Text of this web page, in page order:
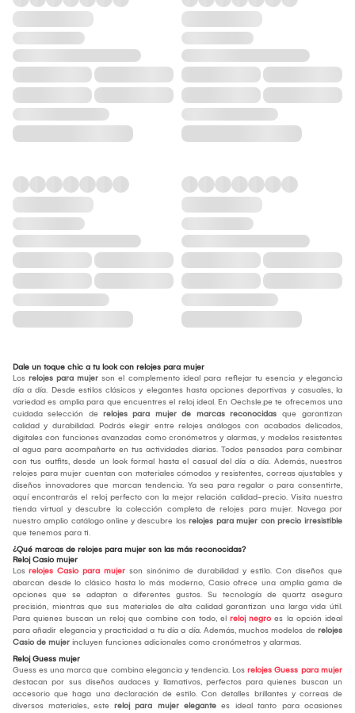
Dale un toque chic a tu look con relojes para mujer
Los relojes para mujer son el complemento ideal para reflejar tu esencia y elegancia
día a día. Desde estilos clásicos y elegantes hasta opciones deportivas y casuales, la
variedad es amplia para que encuentres el reloj ideal. En Oechsle.pe te ofrecemos una
cuidada selección de relojes para mujer de marcas reconocidas que garantizan
calidad y durabilidad. Podrás elegir entre relojes análogos con acabados delicados,
digitales con funciones avanzadas como cronómetros y alarmas, y modelos resistentes
al agua para acompañarte en tus actividades diarias. Todos pensados para combinar
con tus outfits, desde un look formal hasta el casual del día a día. Además, nuestros
relojes para mujer cuentan con materiales cómodos y resistentes, correas ajustables y
diseños innovadores que marcan tendencia. Ya sea para regalar o para consentirte,
aquí encontrarás el reloj perfecto con la mejor relación calidad-precio. Visita nuestra
tienda virtual y descubre la colección completa de relojes para mujer. Navega por
nuestro amplio catálogo online y descubre los relojes para mujer con precio irresistible
que tenemos para ti.
¿Qué marcas de relojes para mujer son las más reconocidas?
Reloj Casio mujer
Los relojes Casio para mujer son sinónimo de durabilidad y estilo. Con diseños que
abarcan desde lo clásico hasta lo más moderno, Casio ofrece una amplia gama de
opciones que se adaptan a diferentes gustos. Su tecnología de quartz asegura
precisión, mientras que sus materiales de alta calidad garantizan una larga vida útil.
Para quienes buscan un reloj que combine con todo, el reloj negro es la opción ideal
para añadir elegancia y practicidad a tu día a día. Además, muchos modelos de relojes
Casio de mujer incluyen funciones adicionales como cronómetros y alarmas.
Reloj Guess mujer
Guess es una marca que combina elegancia y tendencia. Los relojes Guess para mujer
destacan por sus diseños audaces y llamativos, perfectos para quienes buscan un
accesorio que haga una declaración de estilo. Con detalles brillantes y correas de
diversos materiales, este reloj para mujer elegante es ideal tanto para ocasiones